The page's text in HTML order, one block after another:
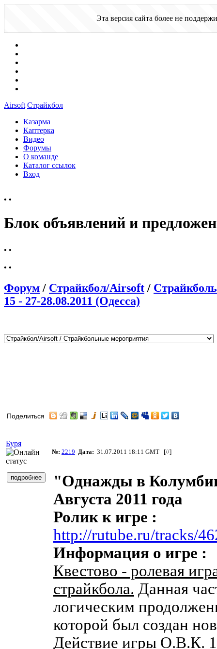
Эта версия сайта более не
Airsoft Страйкбол
Казарма
Каптерка
Видео
Форумы
О команде
Каталог ссылок
Вход
• •
Блок объявлений и
• •
• •
Форум / Страйкбол/Airsoft /
15 - 27-28.08.2011 (Одесса)
Поделиться
Буря
№: 2219 Дата: 31.07.2011 18:11 GMT [//]
"Однажды в
Августа 2011 года
Ролик к игре :
http://rutube.ru/tracks/
Информация о игре :
Квестово - ролевая
страйкбола. Данная
логическим
которой был создан
Действие игры О.В.К.